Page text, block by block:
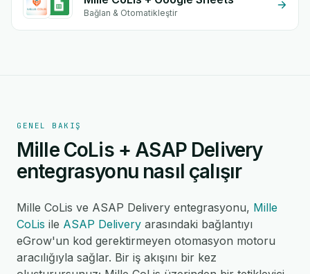
Bağlan & Otomatikleştir
GENEL BAKIŞ
Mille CoLis + ASAP Delivery
entegrasyonu nasıl çalışır
Mille CoLis ve ASAP Delivery entegrasyonu, Mille
CoLis ile ASAP Delivery arasındaki bağlantıyı
eGrow'un kod gerektirmeyen otomasyon motoru
aracılığıyla sağlar. Bir iş akışını bir kez